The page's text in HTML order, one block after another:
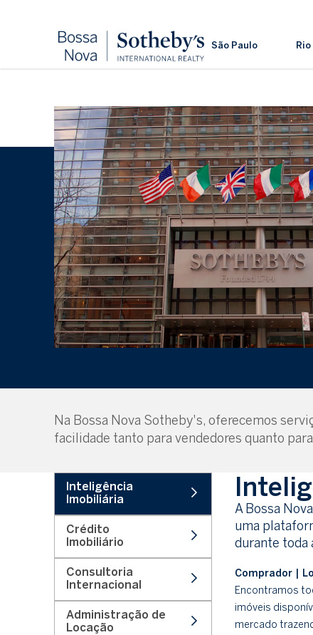
São Paulo
Na Bossa Nova Sotheby's, oferecemos
facilidade tanto para vendedores quanto
Inteligência
Imobiliária
Crédito
Imobiliário
Consultoria
Internacional
Administração de
Locação
A Bossa
uma
durante toda
Comprador |
Encontramos
imóveis
mercado